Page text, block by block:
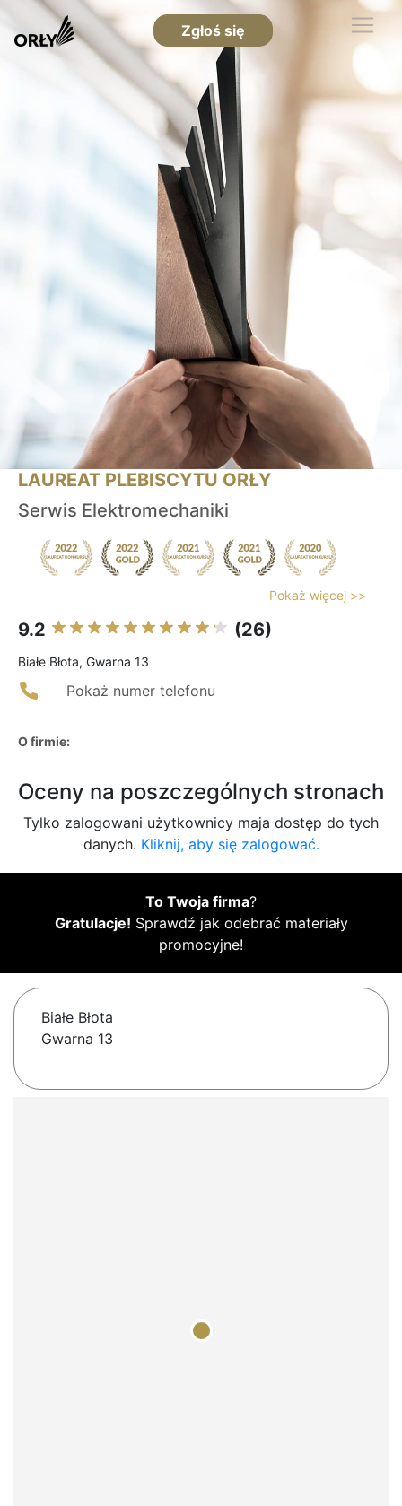
Zgłoś się
LAUREAT PLEBISCYTU ORŁY
Serwis Elektromechaniki
Pokaż więcej >>
9.2 (26)
Białe Błota, Gwarna 13
Pokaż numer telefonu
O firmie:
Oceny na poszczególnych stronach
Tylko zalogowani użytkownicy maja dostęp do tych
danych. Kliknij, aby się zalogować.
To Twoja firma?
Gratulacje! Sprawdź jak odebrać materiały
promocyjne!
Białe Błota
Gwarna 13